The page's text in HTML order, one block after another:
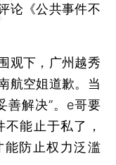
论《公共事件不
下，广州越秀
航空姐道歉。当
善解决”。e哥要
能止于私了，
能防止权力泛滥